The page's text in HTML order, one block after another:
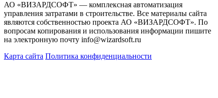
АО «ВИЗАРДСОФТ» — комплексная автоматизация
управления затратами в строительстве. Все материалы сайта
являются собственностью проекта АО «ВИЗАРДСОФТ». По
вопросам копирования и использования информации пишите
на электронную почту info@wizardsoft.ru
Карта сайта Политика конфиденциальности